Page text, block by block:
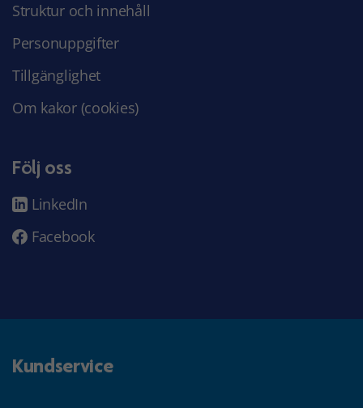
Struktur och innehåll
Personuppgifter
Tillgänglighet
Om kakor (cookies)
Följ oss
LinkedIn
Facebook
Kundservice